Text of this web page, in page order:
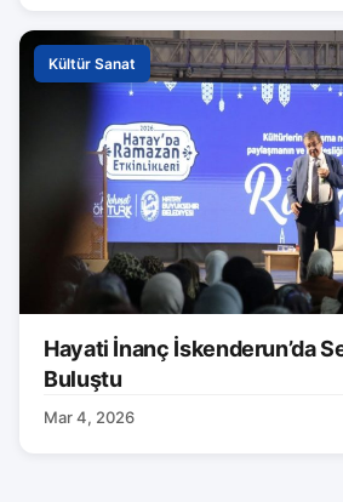
Kültür Sanat
Hayati İnanç İskenderun’da
Buluştu
Mar 4, 2026